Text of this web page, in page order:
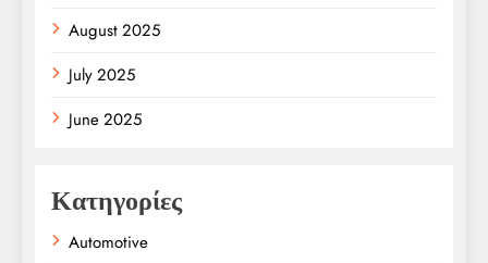
August 2025
July 2025
June 2025
Κατηγορίες
Automotive